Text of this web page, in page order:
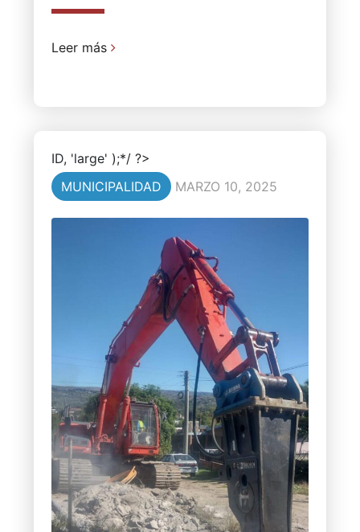
Leer más
ID, 'large' );*/ ?>
MUNICIPALIDAD
MARZO 10, 2025